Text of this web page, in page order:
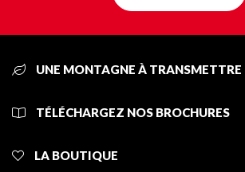
UNE MONTAGNE À TRANSMETTRE
TÉLÉCHARGEZ NOS BROCHURES
LA BOUTIQUE